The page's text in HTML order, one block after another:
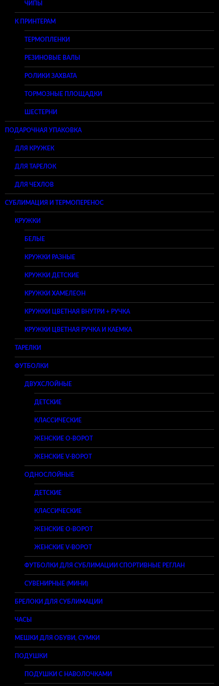
ЧИПЫ
К ПРИНТЕРАМ
ТЕРМОПЛЕНКИ
РЕЗИНОВЫЕ ВАЛЫ
РОЛИКИ ЗАХВАТА
ТОРМОЗНЫЕ ПЛОЩАДКИ
ШЕСТЕРНИ
ПОДАРОЧНАЯ УПАКОВКА
ДЛЯ КРУЖЕК
ДЛЯ ТАРЕЛОК
ДЛЯ ЧЕХЛОВ
СУБЛИМАЦИЯ И ТЕРМОПЕРЕНОС
КРУЖКИ
БЕЛЫЕ
КРУЖКИ РАЗНЫЕ
КРУЖКИ ДЕТСКИЕ
КРУЖКИ ХАМЕЛЕОН
КРУЖКИ ЦВЕТНАЯ ВНУТРИ + РУЧКА
КРУЖКИ ЦВЕТНАЯ РУЧКА И КАЕМКА
ТАРЕЛКИ
ФУТБОЛКИ
ДВУХСЛОЙНЫЕ
ДЕТСКИЕ
КЛАССИЧЕСКИЕ
ЖЕНСКИЕ O-ВОРОТ
ЖЕНСКИЕ V-ВОРОТ
ОДНОСЛОЙНЫЕ
ДЕТСКИЕ
КЛАССИЧЕСКИЕ
ЖЕНСКИЕ O-ВОРОТ
ЖЕНСКИЕ V-ВОРОТ
ФУТБОЛКИ ДЛЯ СУБЛИМАЦИИ СПОРТИВНЫЕ РЕГЛАН
СУВЕНИРНЫЕ (МИНИ)
БРЕЛОКИ ДЛЯ СУБЛИМАЦИИ
ЧАСЫ
МЕШКИ ДЛЯ ОБУВИ, СУМКИ
ПОДУШКИ
ПОДУШКИ С НАВОЛОЧКАМИ